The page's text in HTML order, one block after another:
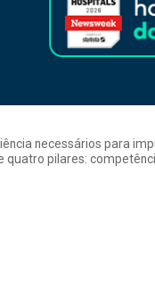
necessários para
pilares: